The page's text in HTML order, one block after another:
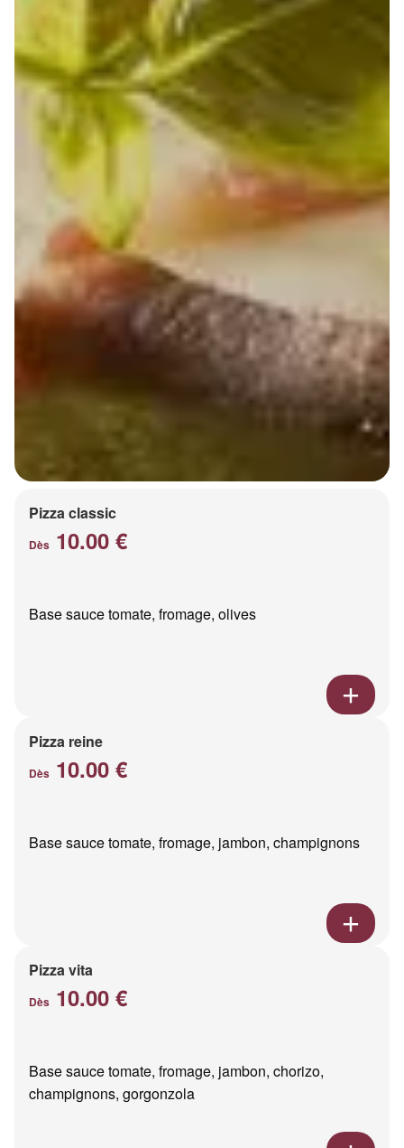
Pizza classic
Dès 10.00 €
Base sauce tomate, fromage, olives
Pizza reine
Dès 10.00 €
Base sauce tomate, fromage, jambon, champignons
Pizza vita
Dès 10.00 €
Base sauce tomate, fromage, jambon, chorizo,
champignons, gorgonzola